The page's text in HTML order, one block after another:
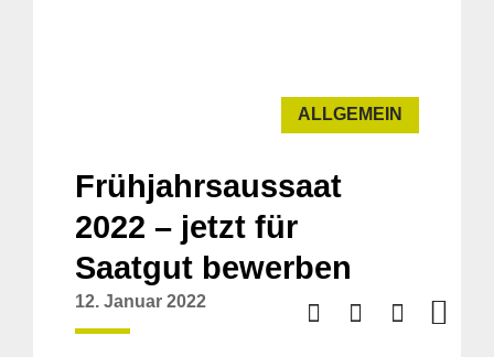
ALLGEMEIN
Frühjahrsaussaat
2022 – jetzt für
Saatgut bewerben
12. Januar 2022